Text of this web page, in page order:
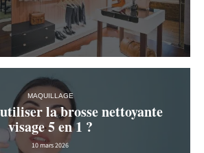
MAQUILLAGE
la brosse nettoyante
visage 5 en 1 ?
10 mars 2026